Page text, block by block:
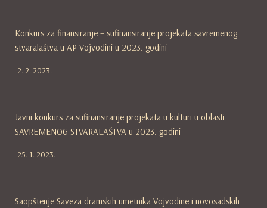
Konkurs za finansiranje – sufinansiranje projekata savremenog
stvaralaštva u AP Vojvodini u 2023. godini
2. 2. 2023.
Javni konkurs za sufinansiranje projekata u kulturi u oblasti
SAVREMENOG STVARALAŠTVA u 2023. godini
25. 1. 2023.
Saopštenje Saveza dramskih umetnika Vojvodine i novosadskih